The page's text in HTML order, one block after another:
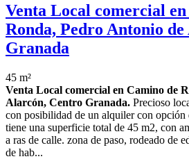
Venta Local comercial
Ronda, Pedro Antonio
Granada
45 m²
Venta Local comercial en Camino de
Alarcón, Centro Granada. Precioso
con posibilidad de un alquiler con opción
tiene una superficie total de 45 m2, con
a ras de calle. zona de paso, rodeado de
de hab...